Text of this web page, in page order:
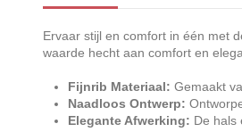
Ervaar stijl en comfort in één met
waarde hecht aan comfort en
Fijnrib Materiaal: Gemaakt
Naadloos Ontwerp:
Elegante Afwerking: De hals